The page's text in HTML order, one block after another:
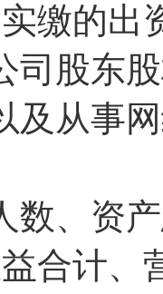
缴的出
司股东
及从事
数、资
合计、